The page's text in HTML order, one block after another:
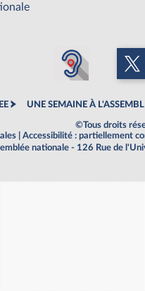
UNE SEMAINE À
©Tous droits
Accessibilité : partiellement
nationale - 126 Rue de